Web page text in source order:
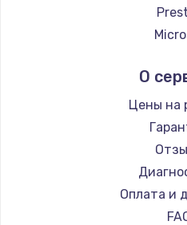
Ремонт
Ремонт
Ремонт
Ремонт
Ремонт
Ремонт
Ремонт
Ремонт
Ремонт
О
Цены на
Оплата и